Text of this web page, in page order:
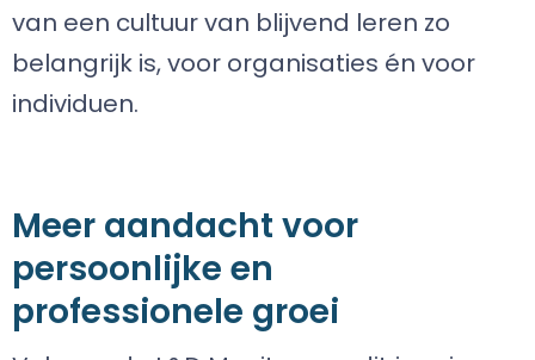
van een cultuur van blijvend leren zo
belangrijk is, voor organisaties én voor
individuen.
Meer aandacht voor
persoonlijke en
professionele groei